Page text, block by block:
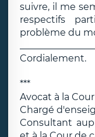
suivre, il me
respectifs
problème du
Cordialement.
***
Avocat à la Cour
Chargé
Consultant